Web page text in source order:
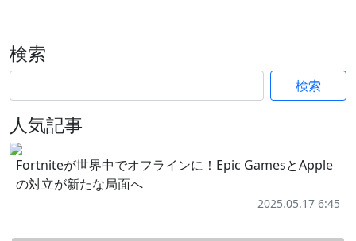
検索
検索
人気記事
Fortniteが世界中でオフラインに！Epic GamesとApple
の対立が新たな局面へ
2025.05.17 6:45